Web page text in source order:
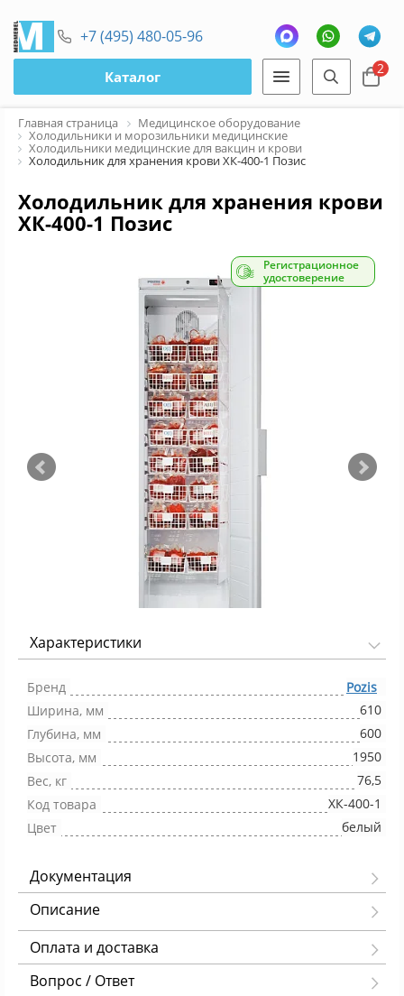
+7 (495) 480-05-96
Каталог 2
Главная страница Медицинское оборудование
Холодильники и морозильники медицинские
Холодильники медицинские для вакцин и крови
Холодильник для хранения крови ХК-400-1 Позис
Холодильник для хранения крови
ХК-400-1 Позис
Регистрационное
удостоверение
Характеристики
Бренд
Pozis
Ширина, мм
610
Глубина, мм
600
Высота, мм
1950
Вес, кг
76,5
Код товара
ХК-400-1
Цвет
белый
Документация
Описание
Оплата и доставка
Вопрос / Ответ